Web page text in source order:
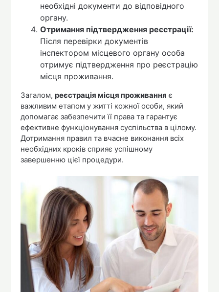
необхідні документи до відповідного
органу.
Отримання підтвердження реєстрації:
Після перевірки документів
інспектором місцевого органу особа
отримує підтвердження про реєстрацію
місця проживання.
Загалом, реєстрація місця проживання є
важливим етапом у житті кожної особи, який
допомагає забезпечити її права та гарантує
ефективне функціонування суспільства в цілому.
Дотримання правил та вчасне виконання всіх
необхідних кроків сприяє успішному
завершенню цієї процедури.